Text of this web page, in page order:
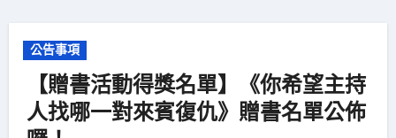
公告事項
【贈書活動得獎名單】《你希望主持
人找哪一對來賓復仇》贈書名單公佈